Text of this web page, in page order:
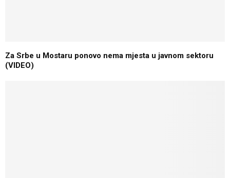
Za Srbe u Mostaru ponovo nema mjesta u javnom sektoru
(VIDEO)